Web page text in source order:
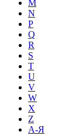
M
N
P
Q
R
S
T
U
V
W
X
Z
А-Я